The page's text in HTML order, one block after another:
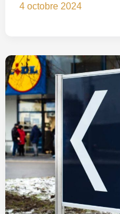
4 octobre 2024